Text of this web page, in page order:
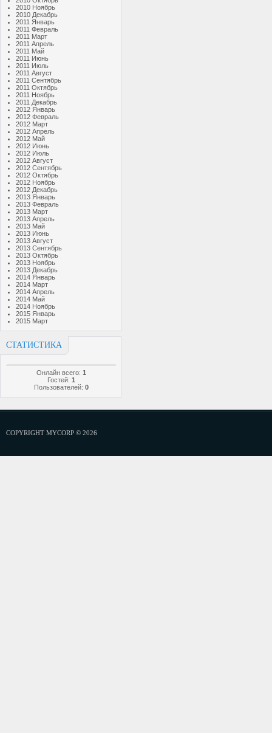
2010 Ноябрь
2010 Декабрь
2011 Январь
2011 Февраль
2011 Март
2011 Апрель
2011 Май
2011 Июнь
2011 Июль
2011 Август
2011 Сентябрь
2011 Октябрь
2011 Ноябрь
2011 Декабрь
2012 Январь
2012 Февраль
2012 Март
2012 Апрель
2012 Май
2012 Июнь
2012 Июль
2012 Август
2012 Сентябрь
2012 Октябрь
2012 Ноябрь
2012 Декабрь
2013 Январь
2013 Февраль
2013 Март
2013 Апрель
2013 Май
2013 Июнь
2013 Август
2013 Сентябрь
2013 Октябрь
2013 Ноябрь
2013 Декабрь
2014 Январь
2014 Март
2014 Апрель
2014 Май
2014 Ноябрь
2015 Январь
2015 Март
СТАТИСТИКА
Онлайн всего: 1
Гостей: 1
Пользователей: 0
COPYRIGHT MYCORP © 2026